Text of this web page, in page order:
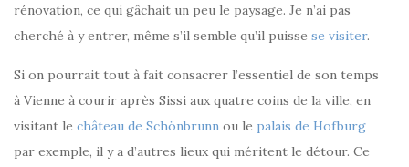
rénovation, ce qui gâchait un peu le paysage. Je n’ai pas
cherché à y entrer, même s’il semble qu’il puisse se visiter.
Si on pourrait tout à fait consacrer l’essentiel de son temps
à Vienne à courir après Sissi aux quatre coins de la ville, en
visitant le château de Schönbrunn ou le palais de Hofburg
par exemple, il y a d’autres lieux qui méritent le détour. Ce